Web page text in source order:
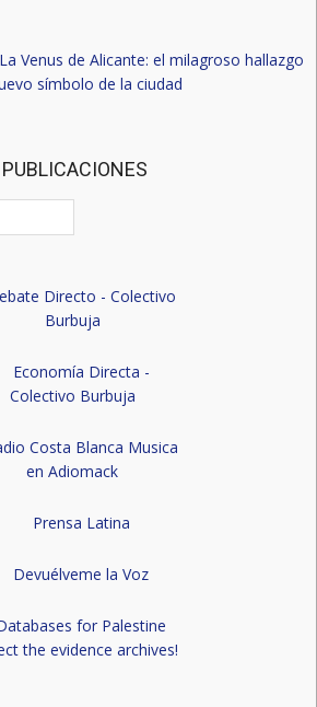
La Venus de Alicante: el milagroso hallazgo
símbolo de la ciudad